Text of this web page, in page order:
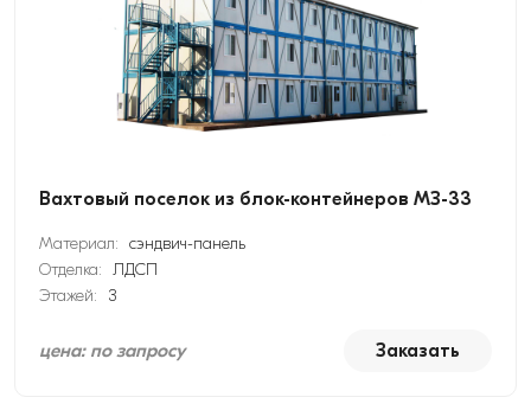
Вахтовый поселок из блок-контейнеров МЗ-33
Материал: сэндвич-панель
Отделка: ЛДСП
Этажей:
3
цена: по запросу Заказать